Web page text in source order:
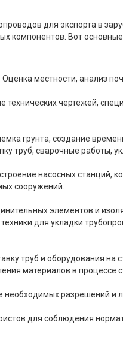
для экспорта в
компонентов. Вот
местности, анализ
технических чертежей,
грунта, создание
труб, сварочные работы,
насосных станций,
сооружений.
элементов и
для укладки
труб и оборудования на
материалов в процессе
разрешений и
для соблюдения